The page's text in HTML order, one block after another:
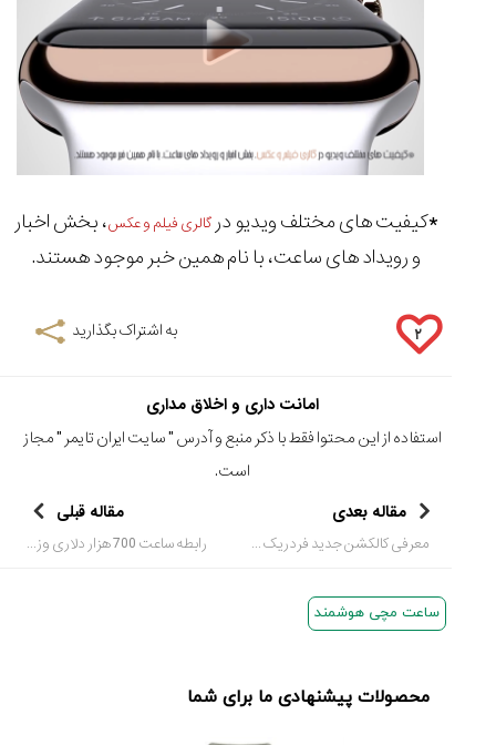
*کیفیت های مختلف ویدیو در گالری فیلم و عکس، بخش اخبار
و رویداد های ساعت، با نام همین خبر موجود هستند.
۲ به اشتراک بگذارید
امانت داری و اخلاق مداری
استفاده از این محتوا فقط با ذکر منبع و آدرس "سایت ایران تایمر " مجاز
است.
مقاله بعدی
معرفی کالکشن جدید فردریک کنستانت – Classic Slimline Automatic Collection
مقاله قبلی
رابطه ساعت 700 هزار دلاری وزیر اقتصاد ترکیه با رضا ضراب
ساعت مچی هوشمند
محصولات پیشنهادی ما برای شما